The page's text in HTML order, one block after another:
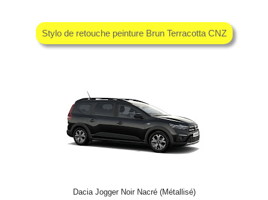
Stylo de retouche peinture Brun Terracotta CNZ
Dacia Jogger Noir Nacré (Métallisé)